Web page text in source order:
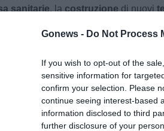
Gonews - Do Not Process
If you wish to opt-out of the
sensitive information for
confirm your selection. Please
continue seeing interest-based
information disclosed to third
further disclosure of your
sanitarie, la costruzione di nuovi
rifacimentodellapista
completo sarà presentato alla
la necessità di "rivedere alcuni
", affermando che Forza Italia
apertamente su temi
fiscali.